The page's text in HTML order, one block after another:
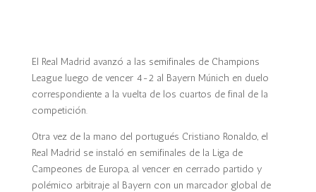
El Real Madrid avanzó a las semifinales de Champions
League luego de vencer 4-2 al Bayern Múnich en duelo
correspondiente a la vuelta de los cuartos de final de la
competición.
Otra vez de la mano del portugués Cristiano Ronaldo, el
Real Madrid se instaló en semifinales de la Liga de
Campeones de Europa, al vencer en cerrado partido y
polémico arbitraje al Bayern con un marcador global de